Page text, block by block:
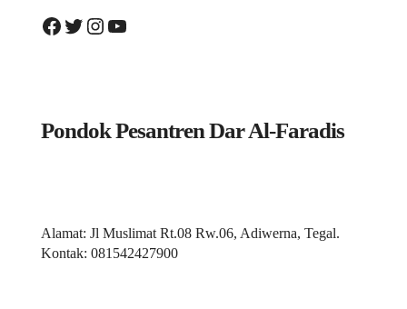
Facebook
Twitter
Instagram
YouTube
Pondok Pesantren Dar Al-Faradis
Alamat: Jl Muslimat Rt.08 Rw.06, Adiwerna, Tegal.
Kontak: 081542427900